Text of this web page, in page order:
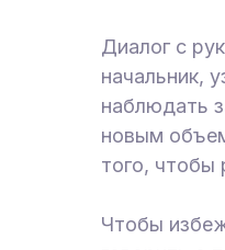
Диалог с
начальник,
наблюдать
новым
того, чтобы
Чтобы